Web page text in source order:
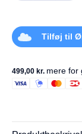
Tilføj til
499,00 kr. mere for